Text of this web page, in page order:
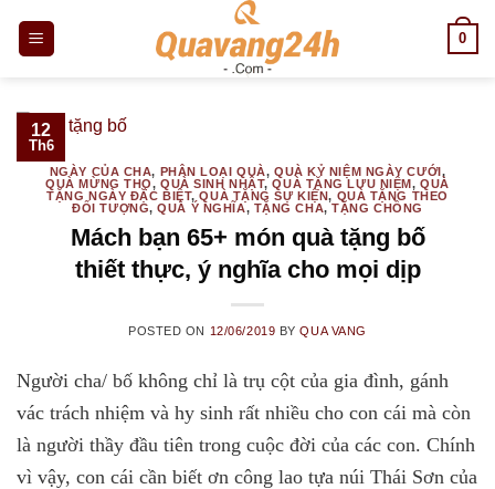
0
12
Th6
NGÀY CỦA CHA, PHÂN LOẠI QUÀ, QUÀ KỶ NIỆM NGÀY CƯỚI ,
QUÀ MỪNG THỌ,QUÀ SINH NHẬT,QUÀ TẶNG LƯU NIỆM ,QUÀ
TẶNG NGÀY ĐẶC BIỆT,QUÀ TẶNG SỰ KIỆN, QUÀ TẶNG THEO
ĐỐI TƯỢNG,QUÀ Ý NGHĨA, TẶNG CHA,TẶNG CHỒNG
Mách bạn 65+ món quà tặng bố
thiết thực, ý nghĩa cho mọi dịp
POSTED ON 12/06/2019 BYQUA VANG
Người cha/ bố không chỉ là trụ cột của gia đình, gánh
vác trách nhiệm và hy sinh rất nhiều cho con cái mà còn
là người thầy đầu tiên trong cuộc đời của các con. Chính
vì vậy, con cái cần biết ơn công lao tựa núi Thái Sơn của